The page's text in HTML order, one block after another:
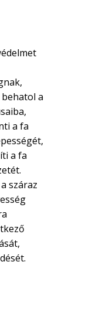
a
a fa
a fa
száraz